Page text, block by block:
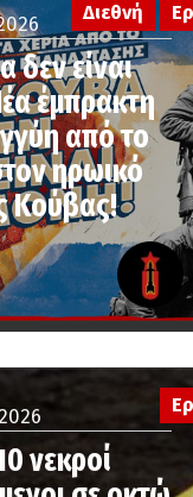
δεν είναι
έμπρακτη
από το
ηρωικό
Κούβας!
Διεθνή
νεκροί